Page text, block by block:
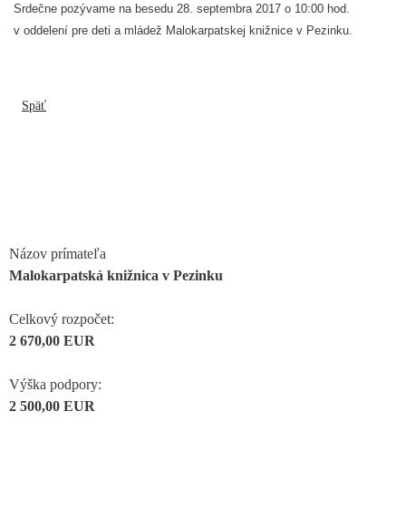
Srdečne pozývame na besedu 28. septembra 2017 o 10:00 hod.
v oddelení pre deti a mládež Malokarpatskej knižnice v Pezinku.
Späť
Názov prímateľa
Malokarpatská knižnica v Pezinku
Celkový rozpočet:
2 670,00 EUR
Výška podpory:
2 500,00 EUR